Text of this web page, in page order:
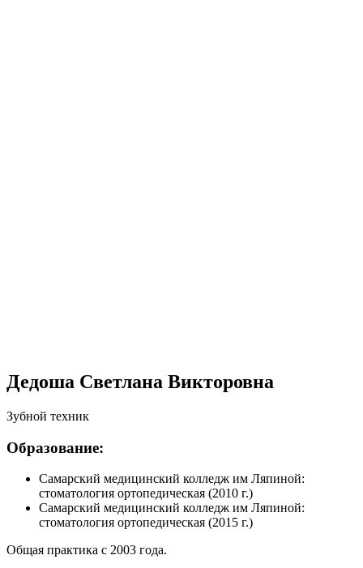
Дедоша Светлана Викторовна
Зубной техник
Образование:
Самарский медицинский колледж им Ляпиной:
стоматология ортопедическая (2010 г.)
Самарский медицинский колледж им Ляпиной:
стоматология ортопедическая (2015 г.)
Общая практика c 2003 года.